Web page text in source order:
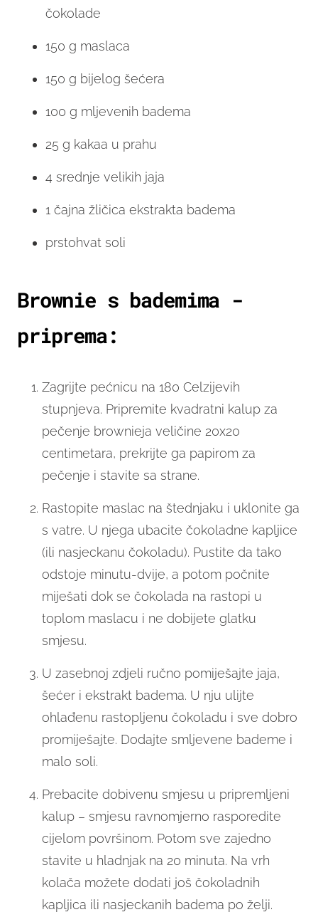
čokolade
150 g maslaca
150 g bijelog šećera
100 g mljevenih badema
25 g kakaa u prahu
4 srednje velikih jaja
1 čajna žličica ekstrakta badema
prstohvat soli
Brownie s bademima -
priprema:
Zagrijte pećnicu na 180 Celzijevih
stupnjeva. Pripremite kvadratni kalup za
pečenje brownieja veličine 20x20
centimetara, prekrijte ga papirom za
pečenje i stavite sa strane.
Rastopite maslac na štednjaku i uklonite ga
s vatre. U njega ubacite čokoladne kapljice
(ili nasjeckanu čokoladu). Pustite da tako
odstoje minutu-dvije, a potom počnite
miješati dok se čokolada na rastopi u
toplom maslacu i ne dobijete glatku
smjesu.
U zasebnoj zdjeli ručno pomiješajte jaja,
šećer i ekstrakt badema. U nju ulijte
ohlađenu rastopljenu čokoladu i sve dobro
promiješajte. Dodajte smljevene bademe i
malo soli.
Prebacite dobivenu smjesu u pripremljeni
kalup – smjesu ravnomjerno rasporedite
cijelom površinom. Potom sve zajedno
stavite u hladnjak na 20 minuta. Na vrh
kolača možete dodati još čokoladnih
kapljica ili nasjeckanih badema po želji.